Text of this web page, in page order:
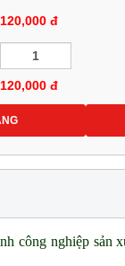
120,000 đ
120,000 đ
công nghiệp sản